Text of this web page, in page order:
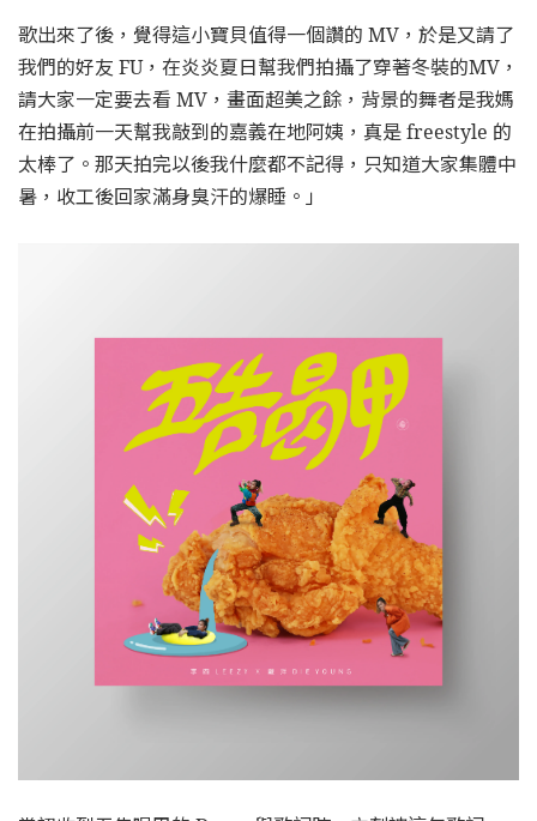
歌出來了後，覺得這小寶貝值得一個讚的 MV，於是又請了
我們的好友 FU，在炎炎夏日幫我們拍攝了穿著冬裝的MV，
請大家一定要去看 MV，畫面超美之餘，背景的舞者是我媽
在拍攝前一天幫我敲到的嘉義在地阿姨，真是 freestyle 的
太棒了。那天拍完以後我什麼都不記得，只知道大家集體中
暑，收工後回家滿身臭汗的爆睡。」